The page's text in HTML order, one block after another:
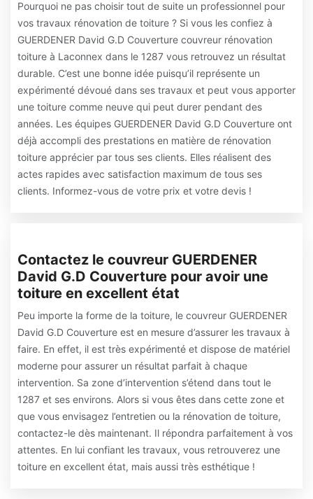
Pourquoi ne pas choisir tout de suite un professionnel pour
vos travaux rénovation de toiture ? Si vous les confiez à
GUERDENER David G.D Couverture couvreur rénovation
toiture à Laconnex dans le 1287 vous retrouvez un résultat
durable. C’est une bonne idée puisqu’il représente un
expérimenté dévoué dans ses travaux et peut vous apporter
une toiture comme neuve qui peut durer pendant des
années. Les équipes GUERDENER David G.D Couverture ont
déjà accompli des prestations en matière de rénovation
toiture apprécier par tous ses clients. Elles réalisent des
actes rapides avec satisfaction maximum de tous ses
clients. Informez-vous de votre prix et votre devis !
Contactez le couvreur GUERDENER
David G.D Couverture pour avoir une
toiture en excellent état
Peu importe la forme de la toiture, le couvreur GUERDENER
David G.D Couverture est en mesure d’assurer les travaux à
faire. En effet, il est très expérimenté et dispose de matériel
moderne pour assurer un résultat parfait à chaque
intervention. Sa zone d’intervention s’étend dans tout le
1287 et ses environs. Alors si vous êtes dans cette zone et
que vous envisagez l’entretien ou la rénovation de toiture,
contactez-le dès maintenant. Il répondra parfaitement à vos
attentes. En lui confiant les travaux, vous retrouverez une
toiture en excellent état, mais aussi très esthétique !